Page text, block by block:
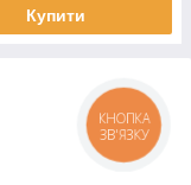
Купити
КНОПКА
ЗВ'ЯЗКУ